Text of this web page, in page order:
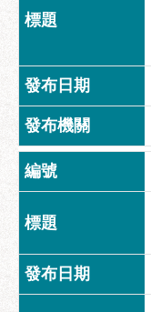
府
網
資
料
開
放
宣
告
隱
私
權
及
資